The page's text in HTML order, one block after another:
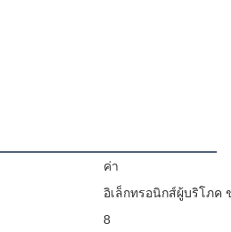
ค่า
อิเล็กทรอนิกส์ผู้บริโภค
8